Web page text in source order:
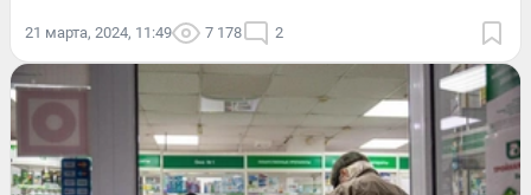
21 марта, 2024, 11:49 7 178 2